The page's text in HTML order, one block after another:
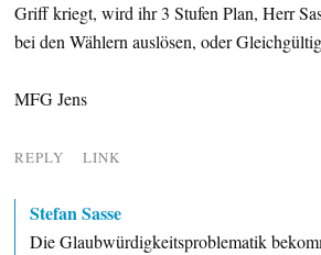
Griff kriegt, wird ihr 3 Stufen Plan, Herr
bei den Wählern auslösen, oder
MFG Jens
REPLY LINK
Stefan Sasse
Die Glaubwürdigkeitsproblematik